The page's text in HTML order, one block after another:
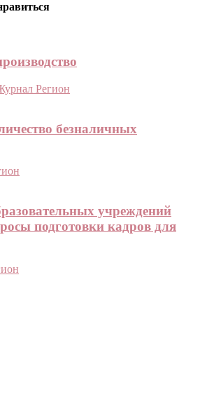
Регион
безналичных
учреждений
подготовки кадров для